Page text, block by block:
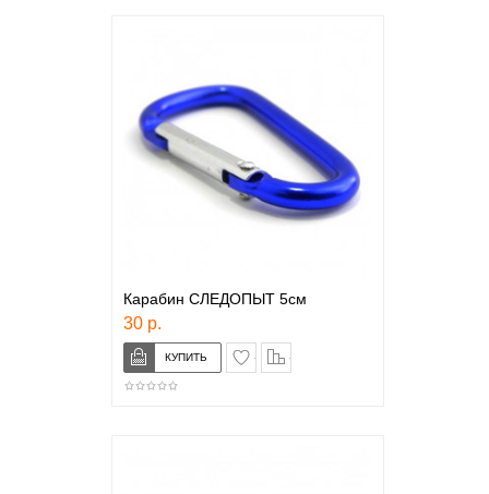
Карабин СЛЕДОПЫТ 5см
30 р.
в закладки